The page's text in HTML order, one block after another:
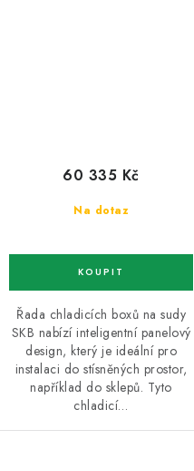
Na dotaz
60 335 Kč
Řada chladicích boxů na sudy
SKB nabízí inteligentní panelový
design, který je ideální pro
instalaci do stísněných prostor,
například do sklepů. Tyto
chladicí…